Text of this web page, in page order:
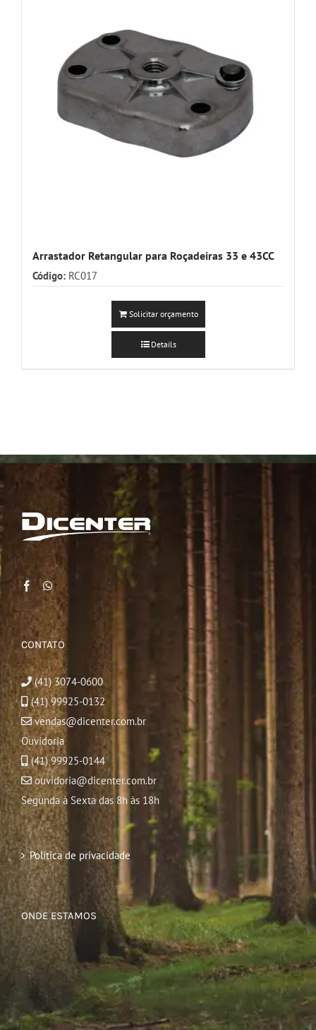
Arrastador Retangular para Roçadeiras 33 e 43CC
Código: RC017
Solicitar orçamento
Details
CONTATO
(41) 3074-0600
(41) 99925-0132
vendas@dicenter.com.br
Ouvidoria
(41) 99925-0144
ouvidoria@dicenter.com.br
Segunda à Sexta das 8h às 18h
Política de privacidade
ONDE ESTAMOS